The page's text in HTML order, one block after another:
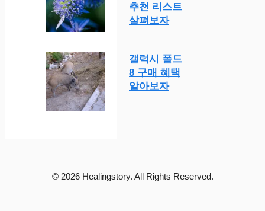
추천 리스트
살펴보자
갤럭시 폴드
8 구매 혜택
알아보자
© 2026 Healingstory. All Rights Reserved.